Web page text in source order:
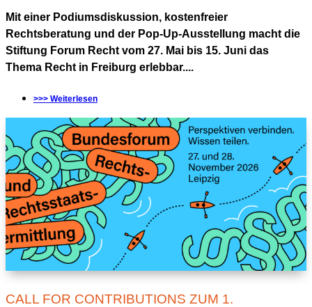
Mit einer Podiumsdiskussion, kostenfreier
Rechtsberatung und der Pop-Up-Ausstellung macht die
Stiftung Forum Recht vom 27. Mai bis 15. Juni das
Thema Recht in Freiburg erlebbar....
>>> Weiterlesen
CALL FOR CONTRIBUTIONS ZUM 1.